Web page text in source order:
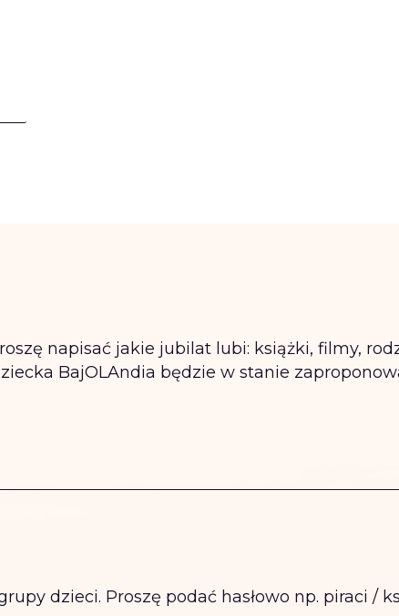
napisać jakie jubilat lubi: książki, filmy,
BajOLAndia będzie w stanie
dzieci. Proszę podać hasłowo np. piraci /